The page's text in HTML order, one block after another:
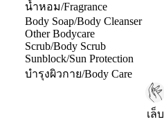
น้ำหอม/Fragrance
Body Soap/Body Cleanser
Other Bodycare
Scrub/Body Scrub
Sunblock/Sun Protection
บำรุงผิวกาย/Body Care
เล็บ